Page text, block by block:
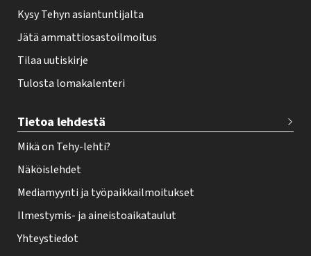
Kysy Tehyn asiantuntijalta
Jätä ammattiosastoilmoitus
Tilaa uutiskirje
Tulosta lomakalenteri
Tietoa lehdestä
Mikä on Tehy-lehti?
Näköislehdet
Mediamyynti ja työpaikkailmoitukset
Ilmestymis- ja aineistoaikataulut
Yhteystiedot